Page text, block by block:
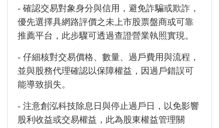
- 確認交易對象身分與信用，避免詐騙或欺詐，
優先選擇具網路評價之未上市股票盤商或可靠
推薦平台，此步驟可透過查證營業執照實現。
- 仔細核對交易價格、數量、過戶費用與流程，
並與股務代理確認以保障權益，因過戶錯誤可
能導致損失。
- 注意創泓科技除息日與停止過戶日，以免影響
股利收益或交易權益，此為股東權益管理關